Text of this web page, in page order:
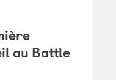
au Battle